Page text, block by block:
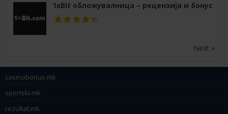
1xBit обложувалница – рецензија и бонус
Next »
casinobonus.mk
sportski.mk
rezultat.mk